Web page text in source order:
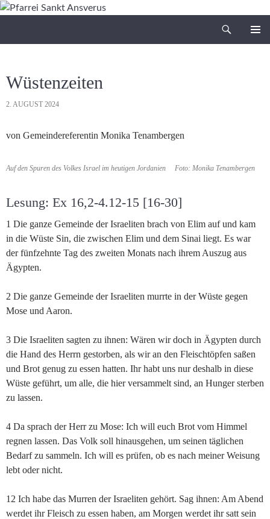
Zum
Wüstenzeiten
2. AUGUST 2024
von Gemeindereferentin Monika Tenambergen
Auf den Spuren des Volkes Israel im heutigen Jordanien Foto: Monika Tenambergen
Lesung: Ex 16,2-4.12-15 [16-30]
1 Die ganze Gemeinde der Israeliten brach von Elim auf und kam
in die Wüste Sin, die zwischen Elim und dem Sinai liegt. Es war
der fünfzehnte Tag des zweiten Monats nach ihrem Auszug aus
Ägypten.
2 Die ganze Gemeinde der Israeliten murrte in der Wüste gegen
Mose und Aaron.
3 Die Israeliten sagten zu ihnen: Wären wir doch in Ägypten durch
die Hand des Herrn gestorben, als wir an den Fleischtöpfen saßen
und Brot genug zu essen hatten. Ihr habt uns nur deshalb in diese
Wüste geführt, um alle, die hier versammelt sind, an Hunger sterben
zu lassen.
4 Da sprach der Herr zu Mose: Ich will euch Brot vom Himmel
regnen lassen. Das Volk soll hinausgehen, um seinen täglichen
Bedarf zu sammeln. Ich will es prüfen, ob es nach meiner Weisung
lebt oder nicht.
12 Ich habe das Murren der Israeliten gehört. Sag ihnen: Am Abend
werdet ihr Fleisch zu essen haben, am Morgen werdet ihr satt sein